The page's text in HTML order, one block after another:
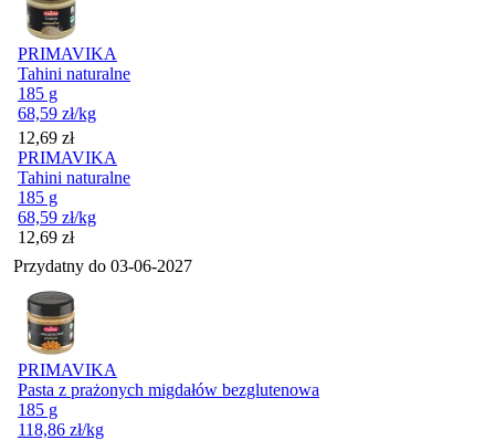
PRIMAVIKA
Tahini naturalne
185 g
68,59 zł/kg
Cena
12,69 zł
PRIMAVIKA
Tahini naturalne
185 g
68,59 zł/kg
Cena
12,69 zł
Przydatny do 03-06-2027
PRIMAVIKA
Pasta z prażonych migdałów bezglutenowa
185 g
118,86 zł/kg